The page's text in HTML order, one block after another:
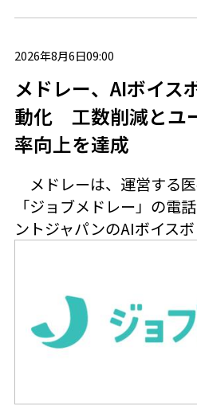
2026年8月6日09:00
メドレー、AIボイス
動化 工数削減とユ
率向上を達成
メドレーは、運営する
「ジョブメドレー」の電
ントジャパンのAIボイス